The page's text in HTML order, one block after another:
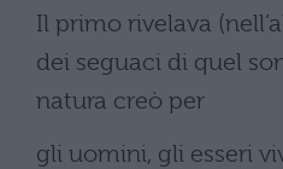
Il primo rivelava
dei seguaci di quel
natura creò per
gli uomini, gli esseri